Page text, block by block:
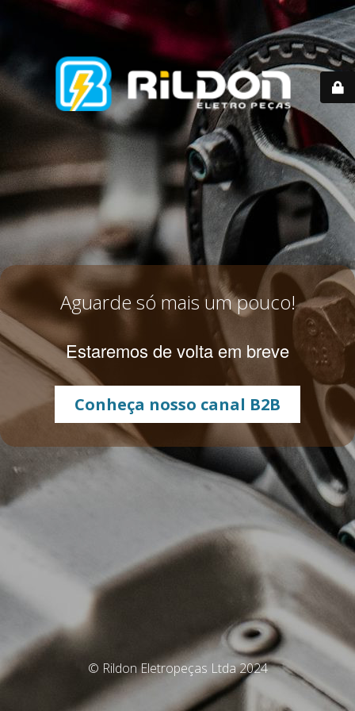
Aguarde só mais um pouco!
Estaremos de volta em breve
Conheça nosso canal B2B
© Rildon Eletropeças Ltda 2024